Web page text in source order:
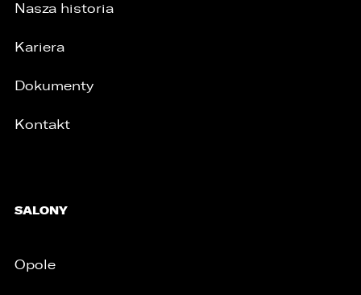
Nasza historia
Kariera
Dokumenty
Kontakt
SALONY
Opole